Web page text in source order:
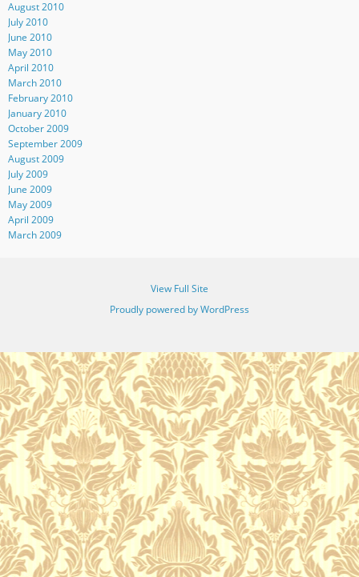
August 2010
July 2010
June 2010
May 2010
April 2010
March 2010
February 2010
January 2010
October 2009
September 2009
August 2009
July 2009
June 2009
May 2009
April 2009
March 2009
View Full Site
Proudly powered by WordPress